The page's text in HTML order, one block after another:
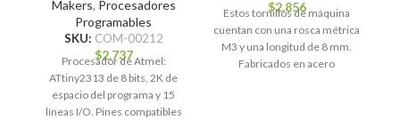
Makers, Procesadores
Programables
SKU: COM-00212
$2.737
Procesador de Atmel:
ATtiny2313 de 8 bits, 2K de
espacio del programa y 15
líneas I/O. Pines compatibles
$2.856
Estos tornillos de máquina
cuentan con una rosca métrica
M3 y una longitud de 8 mm.
Fabricados en acero